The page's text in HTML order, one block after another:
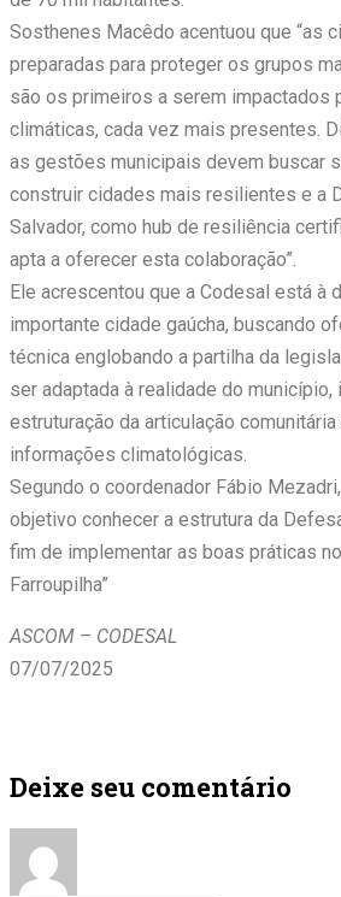
Sosthenes Macêdo acentuou que “as
preparadas para proteger os grupos
são os primeiros a serem impactados
climáticas, cada vez mais presentes.
as gestões municipais devem buscar
construir cidades mais resilientes e a
Salvador, como hub de resiliência
apta a oferecer esta colaboração”.
Ele acrescentou que a Codesal está à
importante cidade gaúcha, buscando
técnica englobando a partilha da
ser adaptada à realidade do
estruturação da articulação
informações climatológicas.
Segundo o coordenador Fábio
objetivo conhecer a estrutura da
fim de implementar as boas práticas
Farroupilha”
ASCOM – CODESAL
07/07/2025
Deixe seu comentário